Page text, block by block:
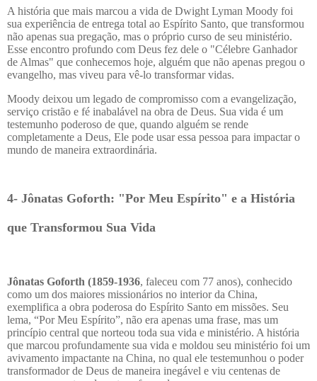
A história que mais marcou a vida de Dwight Lyman Moody foi
sua experiência de entrega total ao Espírito Santo, que transformou
não apenas sua pregação, mas o próprio curso de seu ministério.
Esse encontro profundo com Deus fez dele o "Célebre Ganhador
de Almas" que conhecemos hoje, alguém que não apenas pregou o
evangelho, mas viveu para vê-lo transformar vidas.
Moody deixou um legado de compromisso com a evangelização,
serviço cristão e fé inabalável na obra de Deus. Sua vida é um
testemunho poderoso de que, quando alguém se rende
completamente a Deus, Ele pode usar essa pessoa para impactar o
mundo de maneira extraordinária.
4- Jônatas Goforth: "Por Meu Espírito" e a História
que Transformou Sua Vida
Jônatas Goforth (1859-1936, faleceu com 77 anos), conhecido
como um dos maiores missionários no interior da China,
exemplifica a obra poderosa do Espírito Santo em missões. Seu
lema, “Por Meu Espírito”, não era apenas uma frase, mas um
princípio central que norteou toda sua vida e ministério. A história
que marcou profundamente sua vida e moldou seu ministério foi um
avivamento impactante na China, no qual ele testemunhou o poder
transformador de Deus de maneira inegável e viu centenas de